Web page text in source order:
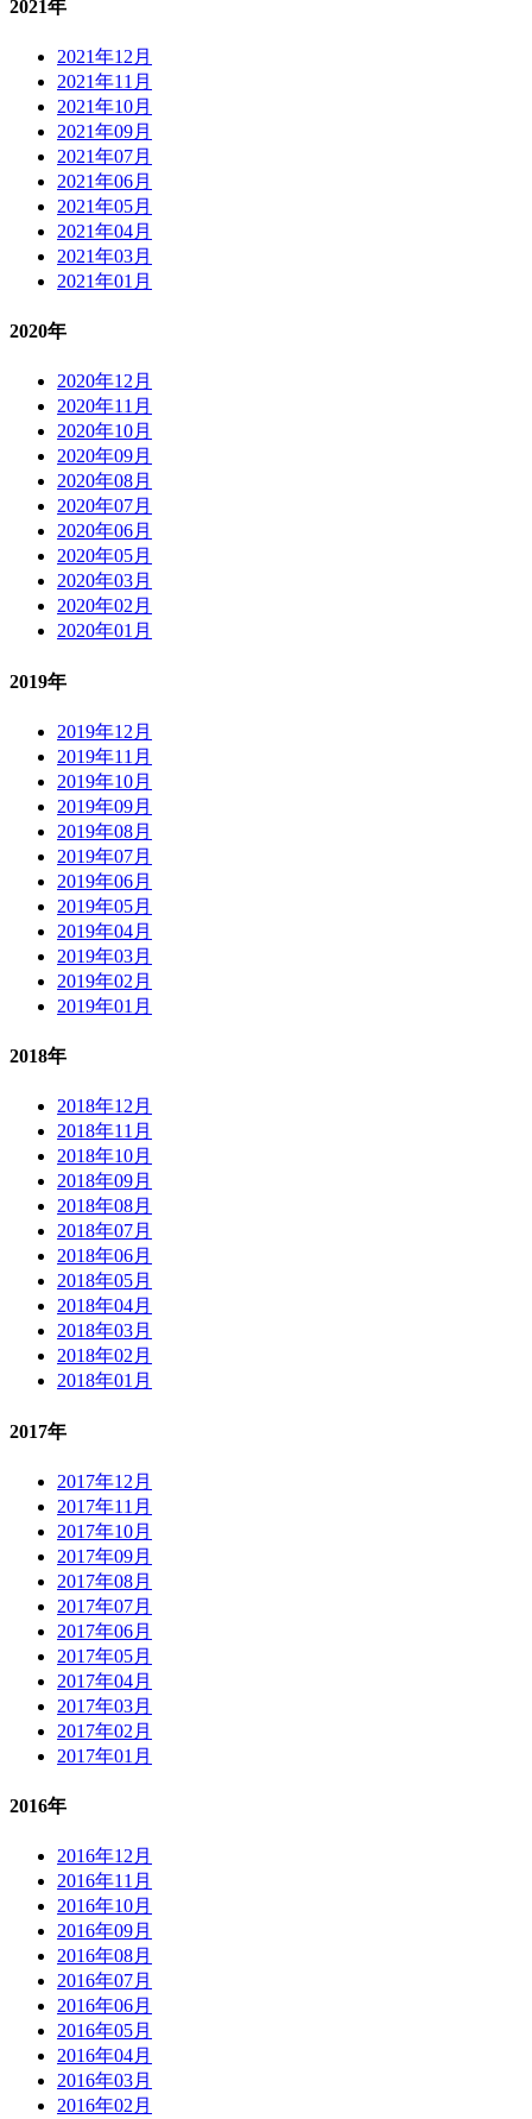
2021年
2021年12月
2021年11月
2021年10月
2021年09月
2021年07月
2021年06月
2021年05月
2021年04月
2021年03月
2021年01月
2020年
2020年12月
2020年11月
2020年10月
2020年09月
2020年08月
2020年07月
2020年06月
2020年05月
2020年03月
2020年02月
2020年01月
2019年
2019年12月
2019年11月
2019年10月
2019年09月
2019年08月
2019年07月
2019年06月
2019年05月
2019年04月
2019年03月
2019年02月
2019年01月
2018年
2018年12月
2018年11月
2018年10月
2018年09月
2018年08月
2018年07月
2018年06月
2018年05月
2018年04月
2018年03月
2018年02月
2018年01月
2017年
2017年12月
2017年11月
2017年10月
2017年09月
2017年08月
2017年07月
2017年06月
2017年05月
2017年04月
2017年03月
2017年02月
2017年01月
2016年
2016年12月
2016年11月
2016年10月
2016年09月
2016年08月
2016年07月
2016年06月
2016年05月
2016年04月
2016年03月
2016年02月